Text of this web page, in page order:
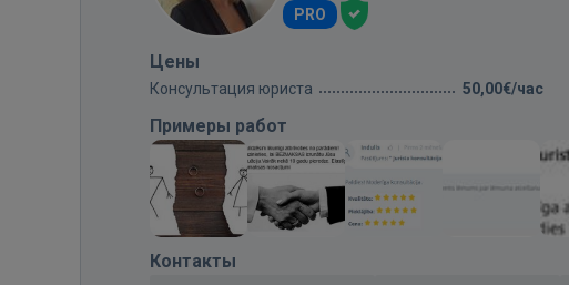
PRO
Цены
Консультация юриста 50,00€/час
Примеры работ
Контакты